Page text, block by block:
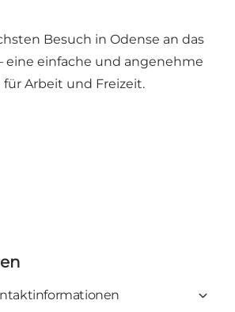
Besuch in Odense an das
eine einfache und angenehme
Arbeit und Freizeit.